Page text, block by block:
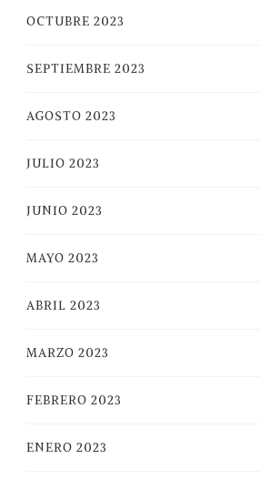
OCTUBRE 2023
SEPTIEMBRE 2023
AGOSTO 2023
JULIO 2023
JUNIO 2023
MAYO 2023
ABRIL 2023
MARZO 2023
FEBRERO 2023
ENERO 2023